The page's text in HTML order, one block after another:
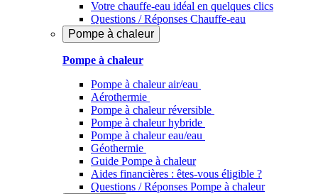
Votre chauffe-eau idéal en quelques clics
Questions / Réponses Chauffe-eau
Pompe à chaleur
Pompe à chaleur
Pompe à chaleur air/eau
Aérothermie
Pompe à chaleur réversible
Pompe à chaleur hybride
Pompe à chaleur​ eau/eau
Géothermie
Guide Pompe à chaleur
Aides financières : êtes-vous éligible ?
Questions / Réponses Pompe à chaleur